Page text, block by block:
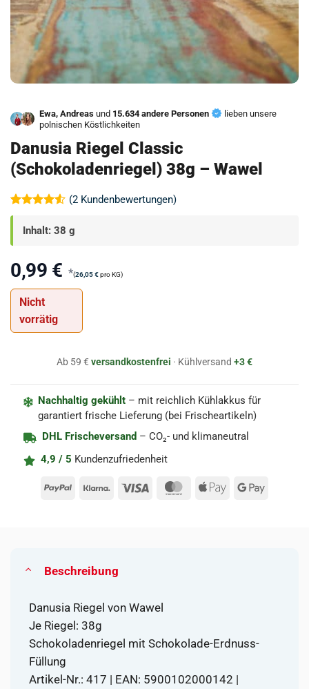
Ewa, Andreas und 15.634 andere Personen
lieben unsere
polnischen Köstlichkeiten
Danusia Riegel Classic
(Schokoladenriegel) 38g – Wawel
Bewertet
mit4.5
von 5,
basierend
2
Kundenbewertungen
(2Kundenbewertungen)
Inhalt: 38 g
0,99 € *(26,05€pro KG)
Nicht
vorrätig
Ab 59 € versandkostenfrei · Kühlversand +3 €
Nachhaltig gekühlt – mit reichlich Kühlakkus für
garantiert frische Lieferung (bei Frischeartikeln)
DHL Frischeversand – CO₂- und klimaneutral
4,9 / 5 Kundenzufriedenheit
PayPal Klarna Visa MasterCard
Apple Google
Beschreibung
Danusia Riegel von Wawel
Je Riegel: 38g
Schokoladenriegel mit Schokolade-Erdnuss-
Füllung
Artikel-Nr.: 417 | EAN: 5900102000142 |